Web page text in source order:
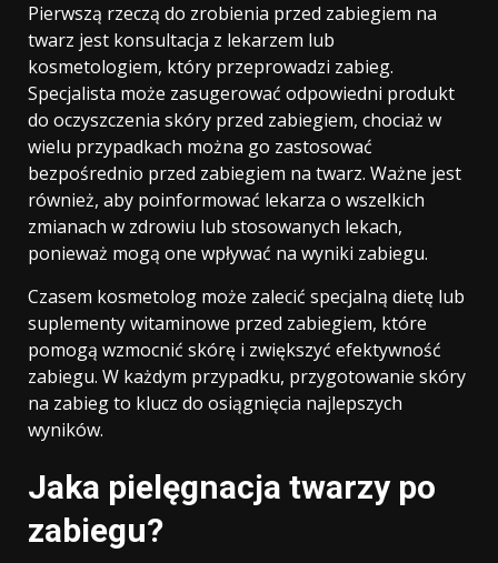
Pierwszą rzeczą do zrobienia przed zabiegiem na
twarz jest konsultacja z lekarzem lub
kosmetologiem, który przeprowadzi zabieg.
Specjalista może zasugerować odpowiedni produkt
do oczyszczenia skóry przed zabiegiem, chociaż w
wielu przypadkach można go zastosować
bezpośrednio przed zabiegiem na twarz. Ważne jest
również, aby poinformować lekarza o wszelkich
zmianach w zdrowiu lub stosowanych lekach,
ponieważ mogą one wpływać na wyniki zabiegu.
Czasem kosmetolog może zalecić specjalną dietę lub
suplementy witaminowe przed zabiegiem, które
pomogą wzmocnić skórę i zwiększyć efektywność
zabiegu. W każdym przypadku, przygotowanie skóry
na zabieg to klucz do osiągnięcia najlepszych
wyników.
Jaka pielęgnacja twarzy po
zabiegu?